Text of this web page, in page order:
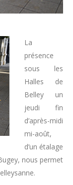
La
présence
sous les
Halles de
Belley un
jeudi fin
d’après-midi
mi-août,
d’un étalage
nous permet